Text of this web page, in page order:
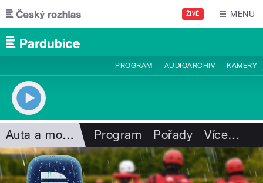
Přejít k hlavnímu obsahu
ŽIVĚ MENU
PROGRAM AUDIOARCHIV KAMERY
Auta a motorismus Program Pořady Více…